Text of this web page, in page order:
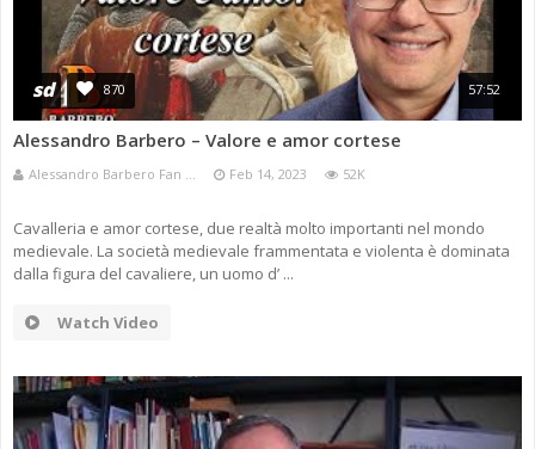
sd 870 57:52
Alessandro Barbero – Valore e amor cortese
Alessandro Barbero Fan ... Feb 14, 2023 52K
Cavalleria e amor cortese, due realtà molto importanti nel mondo
medievale. La società medievale frammentata e violenta è dominata
dalla figura del cavaliere, un uomo d’ ...
Watch Video